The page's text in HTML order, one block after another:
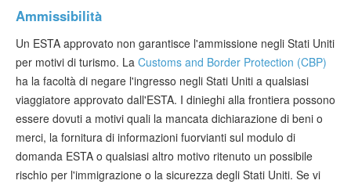
Ammissibilità
Un ESTA approvato non garantisce l'ammissione negli Stati Uniti
per motivi di turismo. La Customs and Border Protection (CBP)
ha la facoltà di negare l'ingresso negli Stati Uniti a qualsiasi
viaggiatore approvato dall'ESTA. I dinieghi alla frontiera possono
essere dovuti a motivi quali la mancata dichiarazione di beni o
merci, la fornitura di informazioni fuorvianti sul modulo di
domanda ESTA o qualsiasi altro motivo ritenuto un possibile
rischio per l'immigrazione o la sicurezza degli Stati Uniti. Se vi